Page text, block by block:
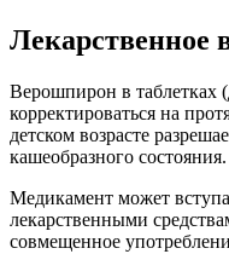
Лекарственное
Верошпирон в таблетках
корректироваться на
детском возрасте
кашеобразного состояния.
Медикамент может
лекарственными
совмещенное